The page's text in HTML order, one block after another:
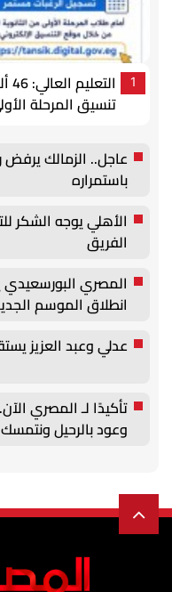
1
تنسيق المرحلة
عاجل.. الزمالك يرفض
باستمراره
الأهلي يوجه الشكر
الفريق
المصري البورسعيدي
انطلاق الموسم
عدلي وعبد العزيز
تأكيدًا لـ المصري
وعود بالرحيل ونتمسك